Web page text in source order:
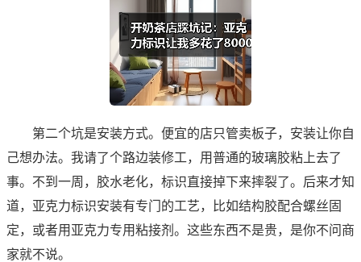
第二个坑是安装方式。便宜的店只管卖板子，安装让你自
己想办法。我请了个路边装修工，用普通的玻璃胶粘上去了
事。不到一周，胶水老化，标识直接掉下来摔裂了。后来才知
道，亚克力标识安装有专门的工艺，比如结构胶配合螺丝固
定，或者用亚克力专用粘接剂。这些东西不是贵，是你不问商
家就不说。